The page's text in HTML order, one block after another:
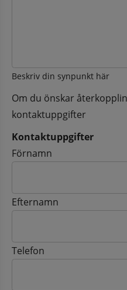
Beskriv din synpunkt här
Om du önskar
kontaktuppgifter
Kontaktuppgifter
Kontaktuppgifter
Förnamn
Efternamn
Telefon